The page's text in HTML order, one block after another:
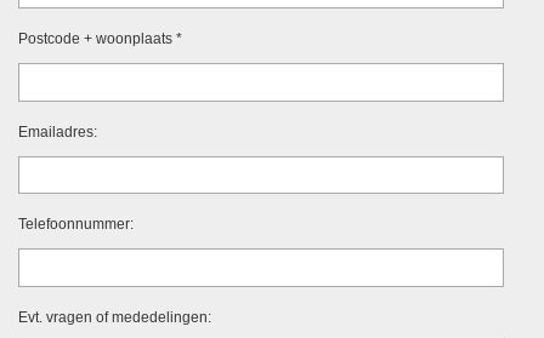
Postcode + woonplaats *
Emailadres:
Telefoonnummer:
Evt. vragen of mededelingen: